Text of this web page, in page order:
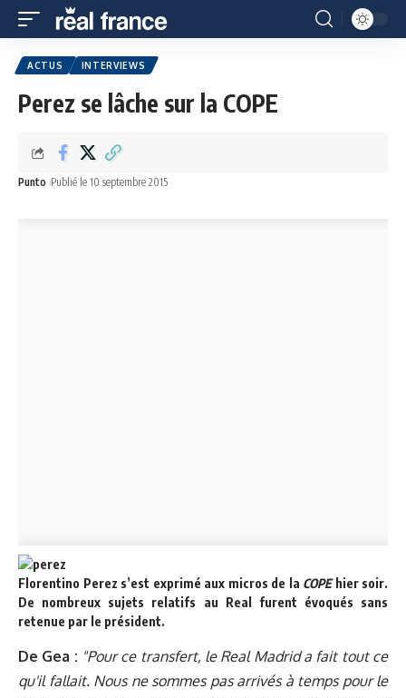
ACTUS INTERVIEWS
Perez se lâche sur la COPE
Punto Publié le 10 septembre 2015
Florentino Perez s’est exprimé aux micros de la COPEhier soir.
De nombreux sujets relatifs au Real furent évoqués sans
retenue par le président.
De Gea : "Pour ce transfert, le Real Madrid a fait tout ce
qu'il fallait. Nous ne sommes pas arrivés à temps pour le